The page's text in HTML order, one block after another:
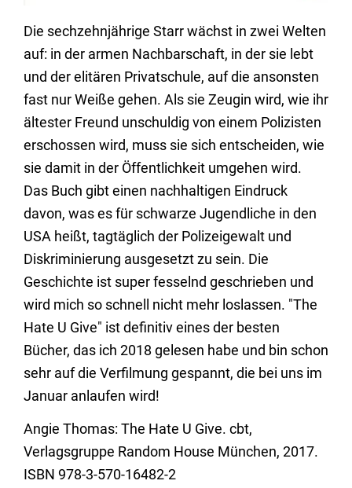
Die sechzehnjährige Starr wächst in zwei Welten
auf: in der armen Nachbarschaft, in der sie lebt
und der elitären Privatschule, auf die ansonsten
fast nur Weiße gehen. Als sie Zeugin wird, wie ihr
ältester Freund unschuldig von einem Polizisten
erschossen wird, muss sie sich entscheiden, wie
sie damit in der Öffentlichkeit umgehen wird.
Das Buch gibt einen nachhaltigen Eindruck
davon, was es für schwarze Jugendliche in den
USA heißt, tagtäglich der Polizeigewalt und
Diskriminierung ausgesetzt zu sein. Die
Geschichte ist super fesselnd geschrieben und
wird mich so schnell nicht mehr loslassen. "The
Hate U Give" ist definitiv eines der besten
Bücher, das ich 2018 gelesen habe und bin schon
sehr auf die Verfilmung gespannt, die bei uns im
Januar anlaufen wird!
Angie Thomas: The Hate U Give. cbt,
Verlagsgruppe Random House München, 2017.
ISBN 978-3-570-16482-2